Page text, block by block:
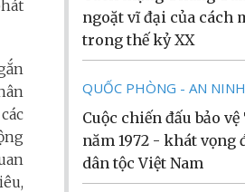
ngoặt vĩ đại của cách
trong thế kỷ XX
QUỐC PHÒNG - AN
Cuộc chiến đấu bảo
năm 1972 - khát vọng
dân tộc Việt Nam